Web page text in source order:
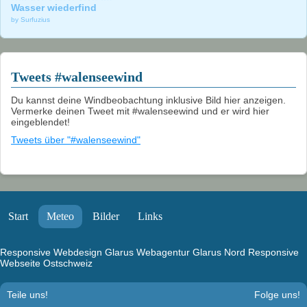
Wasser wiederfind
by Surfuzius
Tweets #walenseewind
Du kannst deine Windbeobachtung inklusive Bild hier anzeigen.
Vermerke deinen Tweet mit #walenseewind und er wird hier
eingeblendet!
Tweets über "#walenseewind"
Start Meteo Bilder Links
Responsive Webdesign Glarus Webagentur Glarus Nord Responsive
Webseite Ostschweiz
Teile uns! Folge uns!